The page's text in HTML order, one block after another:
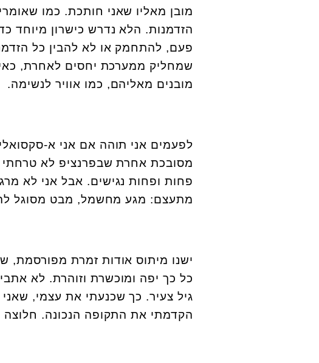
מובן מאליו שאני חותכת. כמו
הזדמנות. הלא נדרש כישרון מיוחד
פעם, להתחמק או לא להבין כל
שמחליק ממערכת יחסים לאחרת,
מובנים מאליהם, כמו אוויר לנשימה.
לפעמים אני תוהה אם אני א-
מסובכת אחרת שבפרנציפ לא טרחתי
פחות ופחות נגישים. אבל אני לא
מתעצם: מגע מחשמל, מבט מסוגל
גיל צעיר. כך שכנעתי את עצמי,
הקדמתי את התקופה הנכונה.